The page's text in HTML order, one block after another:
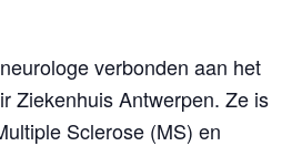
verbonden aan het
Ziekenhuis Antwerpen. Ze is
Sclerose (MS) en